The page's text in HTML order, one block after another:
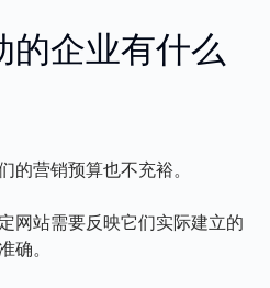
的企业有什么
的营销预算也不充裕。
网站需要反映它们实际建立的
确。